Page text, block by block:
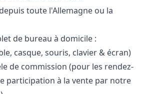
toute l'Allemagne ou la
de bureau à domicile :
casque, souris, clavier & écran)
de commission (pour les rendez-
participation à la vente par notre